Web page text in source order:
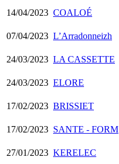
14/04/2023 COALOÉ
07/04/2023 L’Arradonneizh
24/03/2023 LA CASSETTE
24/03/2023 ELORE
17/02/2023 BRISSIET
17/02/2023 SANTE - FORM
27/01/2023 KERELEC